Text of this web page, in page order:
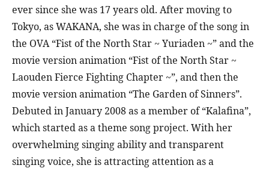
ever since she was 17 years old. After moving to
Tokyo, as WAKANA, she was in charge of the song in
the OVA “Fist of the North Star ~ Yuriaden ~” and the
movie version animation “Fist of the North Star ~
Laouden Fierce Fighting Chapter ~”, and then the
movie version animation “The Garden of Sinners”.
Debuted in January 2008 as a member of “Kalafina”,
which started as a theme song project. With her
overwhelming singing ability and transparent
singing voice, she is attracting attention as a